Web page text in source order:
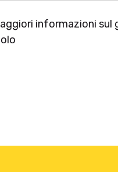
informazioni sul